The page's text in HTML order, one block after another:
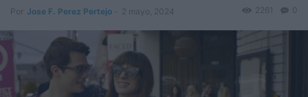
Por Jose F. Perez Pertejo 2 mayo, 2024 0
2261